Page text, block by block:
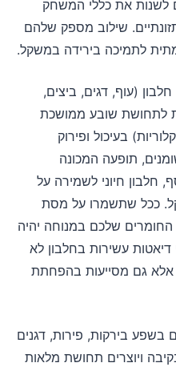
לשנות את כללי המשחק
שילוב מספק שלהם
לתמיכה בירידה במשקל.
(עוף, דגים, ביצים,
לתחושת שובע ממושכת
בעיכול ופירוק
תופעה המכונה
חלבון חיוני לשמירה על
ככל שתשמרו על מסת
החומרים שלכם במנוחה יהיה
עשירות בחלבון לא
גם מסייעות בהפחתת
בשפע בירקות, פירות, דגנים
ויוצרים תחושת מלאות